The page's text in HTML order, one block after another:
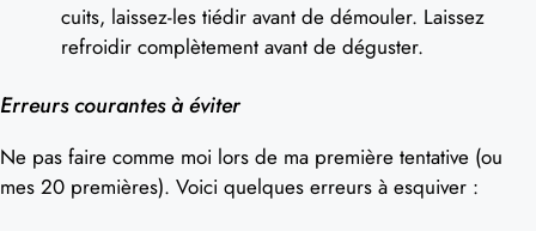
cuits, laissez-les tiédir avant de démouler. Laissez
refroidir complètement avant de déguster.
Erreurs courantes à éviter
Ne pas faire comme moi lors de ma première tentative (ou
mes 20 premières). Voici quelques erreurs à esquiver :